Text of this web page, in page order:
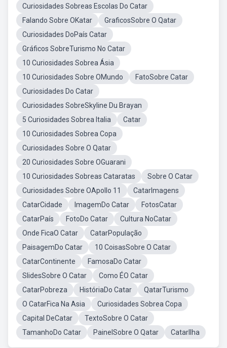
Curiosidades Sobreas Escolas Do Catar
Falando Sobre OKatar
GraficosSobre O Qatar
Curiosidades DoPaís Catar
Gráficos SobreTurismo No Catar
10 Curiosidades Sobrea Ásia
10 Curiosidades Sobre OMundo
FatoSobre Catar
Curiosidades Do Catar
Curiosidades SobreSkyline Du Brayan
5 Curiosidades Sobrea Italia
Catar
10 Curiosidades Sobrea Copa
Curiosidades Sobre O Qatar
20 Curiosidades Sobre OGuarani
10 Curiosidades Sobreas Cataratas
Sobre O Catar
Curiosidades Sobre OApollo 11
CatarImagens
CatarCidade
ImagemDo Catar
FotosCatar
CatarPaís
FotoDo Catar
Cultura NoCatar
Onde FicaO Catar
CatarPopulação
PaisagemDo Catar
10 CoisasSobre O Catar
CatarContinente
FamosaDo Catar
SlidesSobre O Catar
Como ÉO Catar
CatarPobreza
HistóriaDo Catar
QatarTurismo
O CatarFica Na Asia
Curiosidades Sobrea Copa
Capital DeCatar
TextoSobre O Catar
TamanhoDo Catar
PainelSobre O Qatar CatarIlha